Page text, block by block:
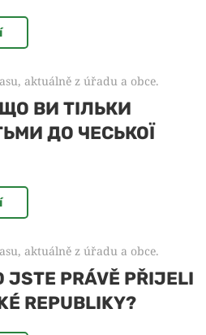
aktuálně z úřadu a obce.
ВИ ТІЛЬКИ
ДО ЧЕСЬКОЇ
aktuálně z úřadu a obce.
JSTE PRÁVĚ PŘIJELI
REPUBLIKY?